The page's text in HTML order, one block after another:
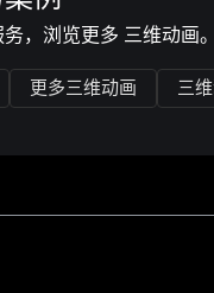
务，浏览更多 三维动画。
更多三维动画 三